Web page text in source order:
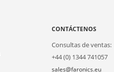
CONTÁCTENOS
Consultas de ventas:
+44 (0) 1344 741057
sales@faronics.eu